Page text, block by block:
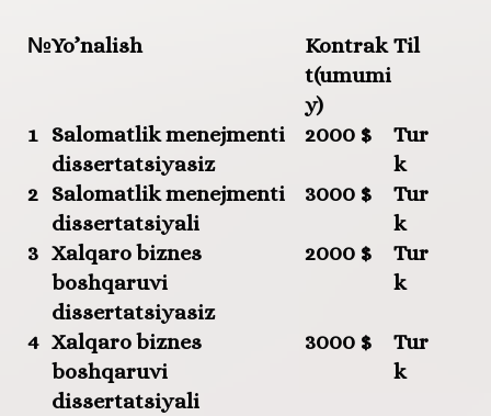
№Yo’nalish
Kontrak
t(umumi
y)
Til
1
Salomatlik menejmenti
dissertatsiyasiz
2000 $
Tur
k
2 Salomatlik menejmenti
dissertatsiyali
3000 $
Tur
k
3 Xalqaro biznes
boshqaruvi
dissertatsiyasiz
2000 $
Tur
k
4 Xalqaro biznes
boshqaruvi
dissertatsiyali
3000 $
Tur
k